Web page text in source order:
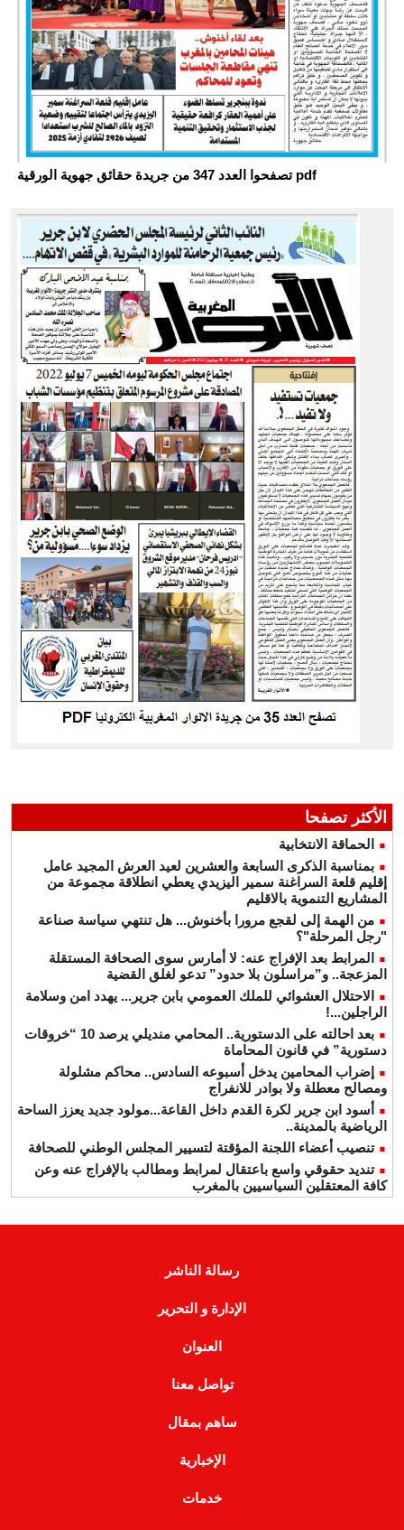
تصفحوا العدد 347 من جريدة حقائق جهوية الورقية pdf
الأكثر تصفحا
الحماقة الانتخابية
بمناسبة الذكرى السابعة والعشرين لعيد العرش المجيد عامل
إقليم قلعة السراغنة سمير اليزيدي يعطي انطلاقة مجموعة من
المشاريع التنموية بالاقليم
من الهمة إلى لقجع مرورا بأخنوش... هل تنتهي سياسة صناعة
"رجل المرحلة"؟
المرابط بعد الإفراج عنه: لا أمارس سوى الصحافة المستقلة
المزعجة.. و”مراسلون بلا حدود” تدعو لغلق القضية
الاحتلال العشوائي للملك العمومي بابن جرير... يهدد امن وسلامة
الراجلين...!
بعد احالته على الدستورية.. المحامي منديلي يرصد 10 “خروقات
دستورية” في قانون المحاماة
إضراب المحامين يدخل أسبوعه السادس.. محاكم مشلولة
ومصالح معطلة ولا بوادر للانفراج
أسود ابن جرير لكرة القدم داخل القاعة...مولود جديد يعزز الساحة
الرياضية بالمدينة..
تنصيب أعضاء اللجنة المؤقتة لتسيير المجلس الوطني للصحافة
تنديد حقوقي واسع باعتقال لمرابط ومطالب بالإفراج عنه وعن
كافة المعتقلين السياسيين بالمغرب
رسالة الناشر
الإدارة و التحرير
العنوان
تواصل معنا
ساهم بمقال
الإخبارية
خدمات